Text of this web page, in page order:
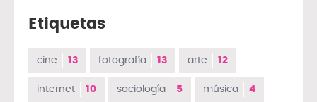
Etiquetas
cine 13 fotografía 13 arte 12
internet 10 sociología 5 música 4